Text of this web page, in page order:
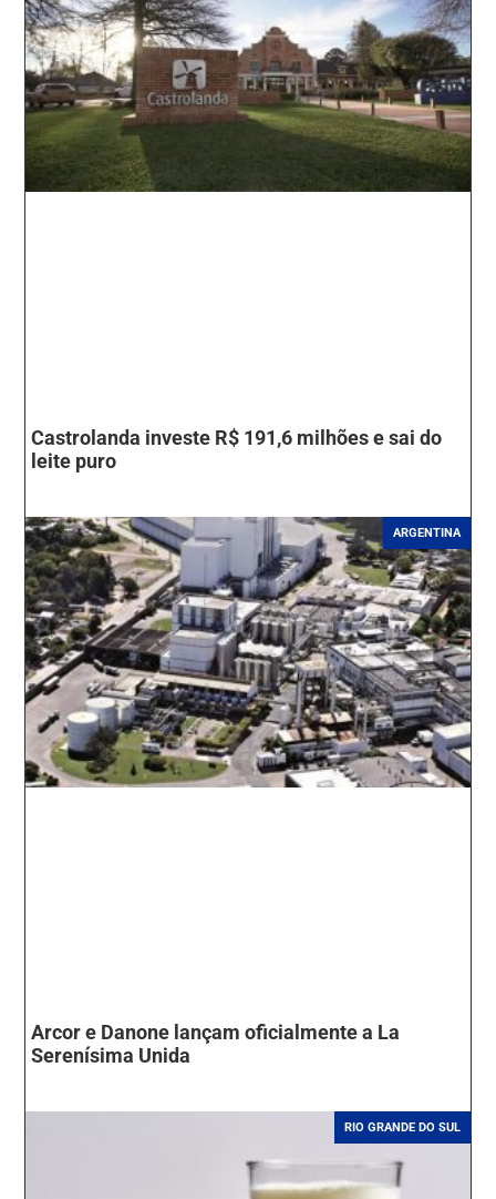
Castrolanda investe R$ 191,6 milhões e sai do
leite puro
ARGENTINA
Arcor e Danone lançam oficialmente a La
Serenísima Unida
RIO GRANDE DO SUL